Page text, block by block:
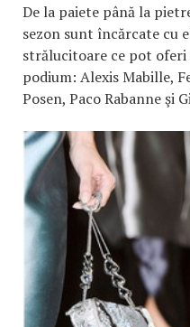
De la paiete până la
sezon sunt încărcate cu
strălucitoare ce pot
podium: Alexis Mabille,
Posen, Paco Rabanne şi